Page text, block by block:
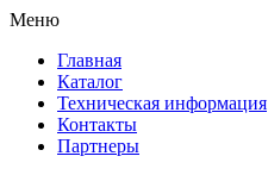
Меню
Главная
Каталог
Техническая информация
Контакты
Партнеры